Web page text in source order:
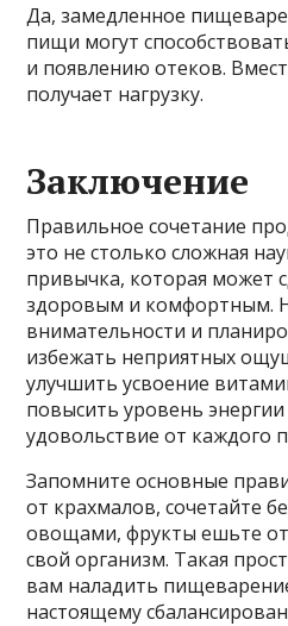
Да, замедленное
пищи могут
и появлению отеков.
получает нагрузку.
Заключение
Правильное сочетание
это не столько сложная
привычка, которая может
здоровым и комфортным.
внимательности и
избежать неприятных
улучшить усвоение
повысить уровень
удовольствие от каждого
Запомните основные
от крахмалов, сочетайте
овощами, фрукты ешьте
свой организм. Такая
вам наладить
настоящему